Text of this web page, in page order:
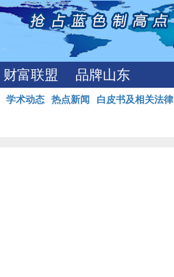
财富联盟 品牌山东
学术动态 热点新闻 白皮书及相关法律